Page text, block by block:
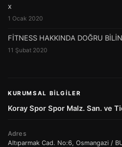
x
1 Ocak 2020
FİTNESS HAKKINDA DOĞRU
11 Şubat 2020
KURUMSAL BILGILER
Koray Spor Spor Malz. San. ve
Adres
Altıparmak Cad. No:6, Osmangazi /